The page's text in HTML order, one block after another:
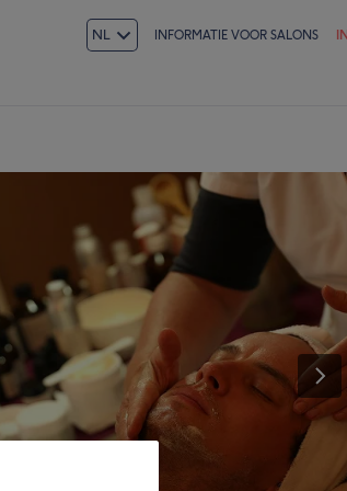
NL INFORMATIE VOOR SALONS